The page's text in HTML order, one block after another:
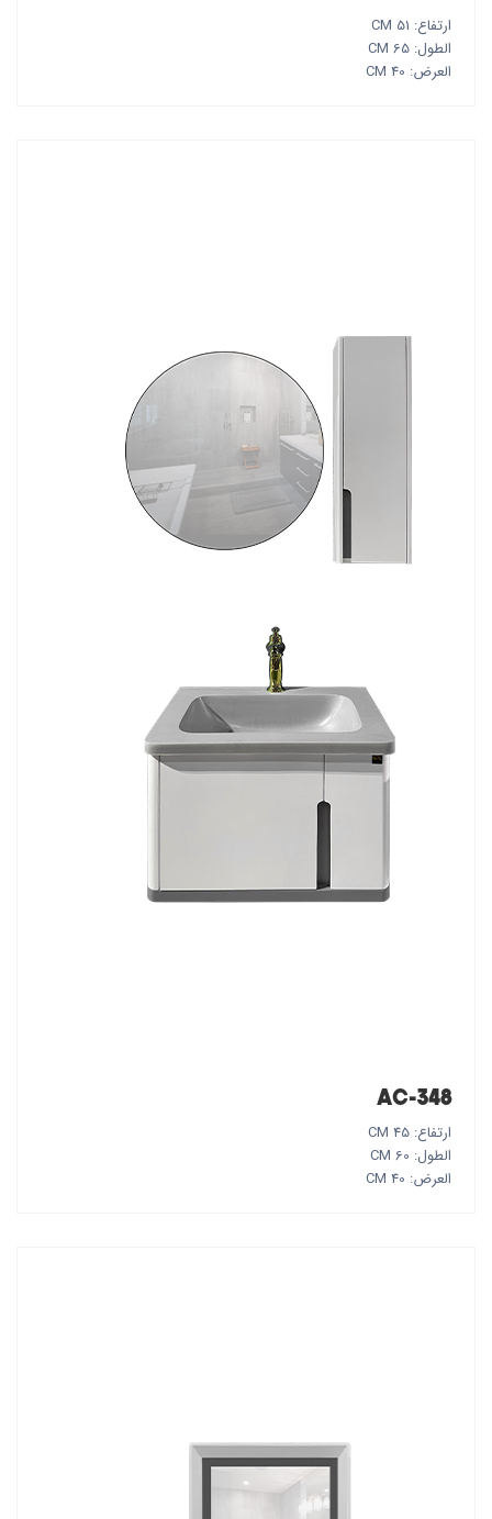
ارتفاع: 51 CM
الطول: 65 CM
العرض: 40 CM
AC-348
ارتفاع: 45 CM
الطول: 60 CM
العرض: 40 CM